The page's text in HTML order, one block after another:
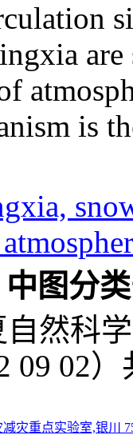
are
is
中图分
自然科
09 02
灾重点实验室,银川